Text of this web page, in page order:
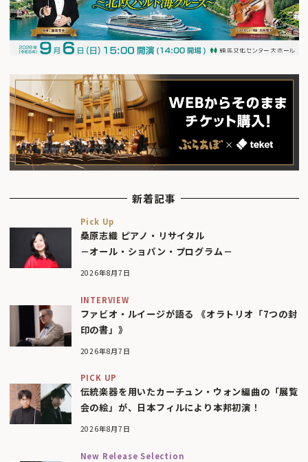
新着記事
Pick Up
桑原志織 ピアノ・リサイタル
－オール・ショパン・プログラム－
2026年8月7日
INTERVIEW
ファビオ・ルイージが語る 《オラトリオ「7つの封
印の書」》
2026年8月7日
PICK UP
伝統楽器を用いたカーチュン・ウォン編曲の「展覧
会の絵」が、日本フィルにより本邦初演！
2026年8月7日
New Release Selection